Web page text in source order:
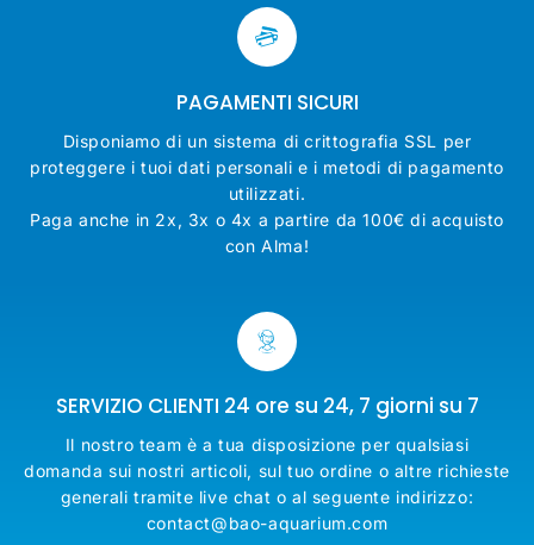
PAGAMENTI SICURI
Disponiamo di un sistema di crittografia SSL per
proteggere i tuoi dati personali e i metodi di pagamento
utilizzati.
Paga anche in 2x, 3x o 4x a partire da 100€ di acquisto
con Alma!
SERVIZIO CLIENTI 24 ore su 24, 7 giorni su 7
Il nostro team è a tua disposizione per qualsiasi
domanda sui nostri articoli, sul tuo ordine o altre richieste
generali tramite live chat o al seguente indirizzo:
contact@bao-aquarium.com